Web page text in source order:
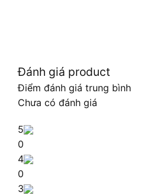
Đánh giá product
Điểm đánh giá trung bình
Chưa có đánh giá
5
0
4
0
3